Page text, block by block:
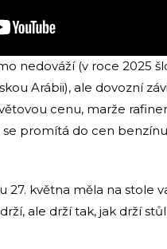
nedováží (v roce 2025
Arábii), ale dovozní
cenu, marže
promítá do cen
27. května měla na stole
ale drží tak, jak drží